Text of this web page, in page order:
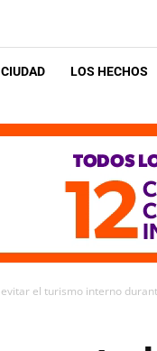
LOS HECHOS
el turismo interno